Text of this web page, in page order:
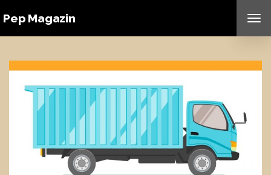
Pep Magazin